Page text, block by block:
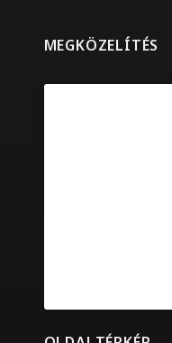
MEGKÖZELÍTÉS